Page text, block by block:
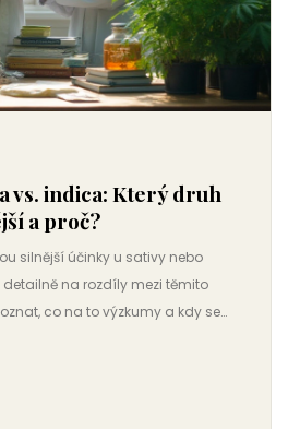
vs. indica: Který druh
a proč?
silnější účinky u sativy nebo
na rozdíly mezi těmito
co na to výzkumy a kdy se
fakta a tipy.